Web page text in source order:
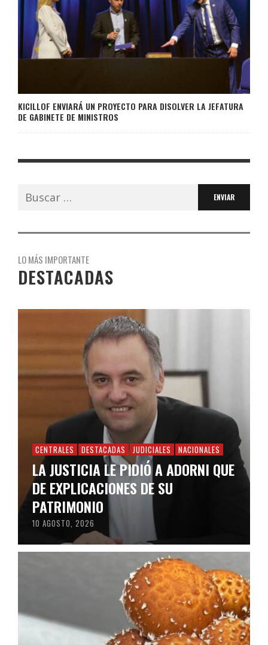
KICILLOF ENVIARÁ UN PROYECTO PARA DISOLVER LA JEFATURA
DE GABINETE DE MINISTROS
Buscar:
LO MÁS IMPORTANTE
DESTACADAS
CENTRALES DESTACADAS JUDICIALES NACIONALES
LA JUSTICIA LE PIDIÓ A ADORNI QUE
DE EXPLICACIONES DE SU
PATRIMONIO
10 AGOSTO, 2026